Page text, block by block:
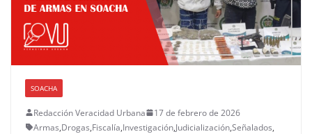
SOACHA
Redacción Veracidad Urbana
17 de febrero de 2026
Armas,Drogas,Fiscalía,Investigación,Judicialización,Señalados,